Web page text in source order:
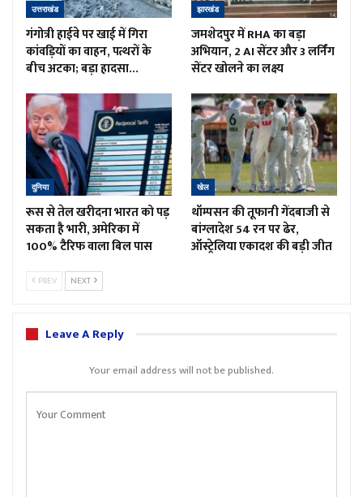
उत्तराखंड
गंगोत्री हाईवे पर खाई में गिरा
कांवड़ियों का वाहन, पत्थरों के
बीच अटका; बड़ा हादसा…
झारखंड
जमशेदपुर में RHA का बड़ा
अभियान, 2 AI सेंटर और 3 लर्निंग
सेंटर खोलने का लक्ष्य
दुनिया
रूस से तेल खरीदना भारत को पड़
सकता है भारी, अमेरिका में
100% टैरिफ वाला बिल पास
खेल
थॉम्पसन की तूफानी गेंदबाजी से
बांग्लादेश 54 रन पर ढेर,
ऑस्ट्रेलिया एकादश की बड़ी जीत
PREV NEXT
Leave A Reply
Your email address will not be published.